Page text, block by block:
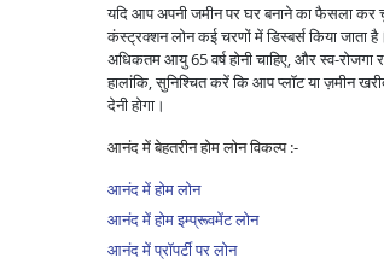
यदि आप अपनी जमीन पर घर बनाने का फैसला कर
कंस्ट्रक्शन लोन कई चरणों में डिस्बर्स किया जाता
अधिकतम आयु 65 वर्ष होनी चाहिए, और स्व-
हालांकि, सुनिश्चित करें कि आप प्लॉट या ज़मीन
देनी होगा।
आनंद में बेहतरीन होम लोन विकल्प :-
आनंद में होम लोन
आनंद में होम इम्प्रूवमेंट लोन
आनंद में प्रॉपर्टी पर लोन